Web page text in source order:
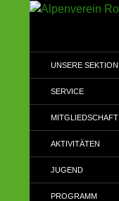
(DAV)
UNSERE SEKTION
SERVICE
MITGLIEDSCHAFT
AKTIVITÄTEN
JUGEND
PROGRAMM